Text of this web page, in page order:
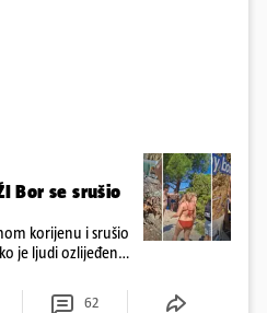
Bor se srušio
korijenu i srušio
je ljudi ozlijeđeno,
62